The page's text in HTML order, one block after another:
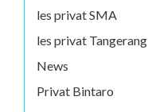
les privat SMA
les privat Tangerang
News
Privat Bintaro